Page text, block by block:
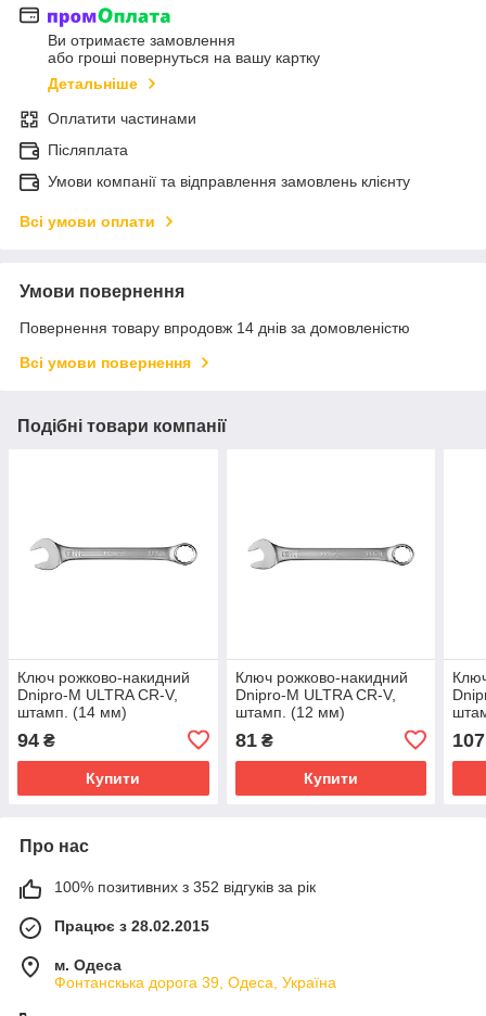
Ви отримаєте замовлення
або гроші повернуться на вашу картку
Детальніше
Оплатити частинами
Післяплата
Умови компанії та відправлення замовлень клієнту
Всі умови оплати
Умови повернення
Повернення товару впродовж 14 днів за домовленістю
Всі умови повернення
Подібні товари компанії
Ключ рожково-накидний
Dnipro-M ULTRA CR-V,
штамп. (14 мм)
94 ₴
Купити
Ключ рожково-накидний
Dnipro-M ULTRA CR-V,
штамп. (12 мм)
81₴
Купити
107
Про нас
100% позитивних з 352 відгуків за рік
Працює з 28.02.2015
м. Одеса
Фонтанскька дорога 39, Одеса, Україна